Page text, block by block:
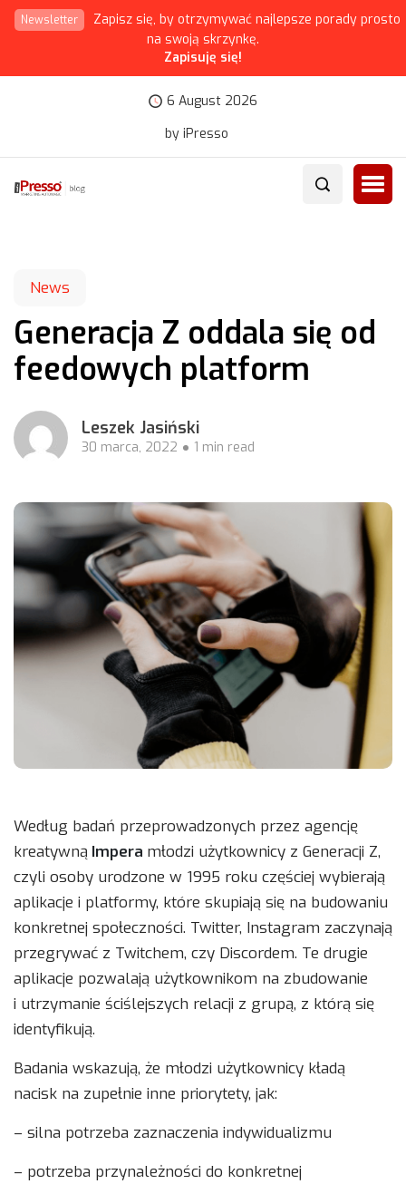
Newsletter
Zapisz się, by otrzymywać najlepsze porady prosto
na swoją skrzynkę.
Zapisuję się!
6 August 2026
by iPresso
News
Generacja Z oddala się od
feedowych platform
Leszek Jasiński
30 marca, 2022 1 min read
Według badań przeprowadzonych przez agencję
kreatywną Impera młodzi użytkownicy z Generacji Z,
czyli osoby urodzone w 1995 roku częściej wybierają
aplikacje i platformy, które skupiają się na budowaniu
konkretnej społeczności. Twitter, Instagram zaczynają
przegrywać z Twitchem, czy Discordem. Te drugie
aplikacje pozwalają użytkownikom na zbudowanie
i utrzymanie ściślejszych relacji z grupą, z którą się
identyfikują.
Badania wskazują, że młodzi użytkownicy kładą
nacisk na zupełnie inne priorytety, jak:
– silna potrzeba zaznaczenia indywidualizmu
– potrzeba przynależności do konkretnej